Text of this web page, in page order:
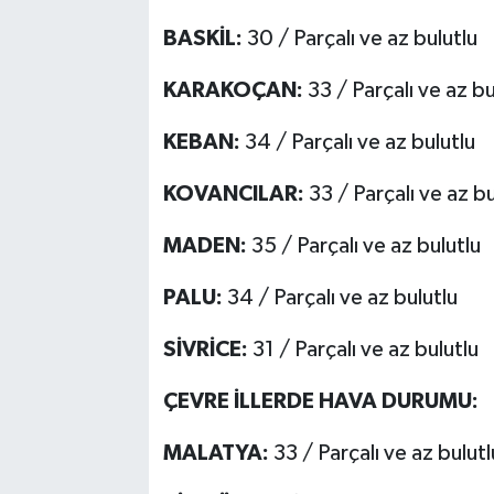
BASKİL: 30 / Parçalı ve az bulutlu
KARAKOÇAN: 33 / Parçalı ve az
KEBAN: 34 / Parçalı ve az bulutlu
KOVANCILAR: 33 / Parçalı ve az
MADEN: 35 / Parçalı ve az bulutlu
PALU: 34 / Parçalı ve az bulutlu
SİVRİCE: 31 / Parçalı ve az bulutlu
ÇEVRE İLLERDE HAVA DURUMU:
MALATYA: 33 / Parçalı ve az